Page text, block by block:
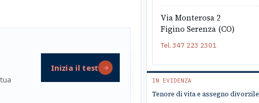
Inizia il test
Via Monterosa 2
Figino Serenza (CO)
Tel. 347 223 2301
IN EVIDENZA
Tenore di vita e assegno divorzile